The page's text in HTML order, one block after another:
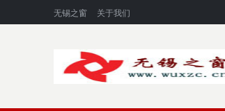
无锡之窗 关于我们